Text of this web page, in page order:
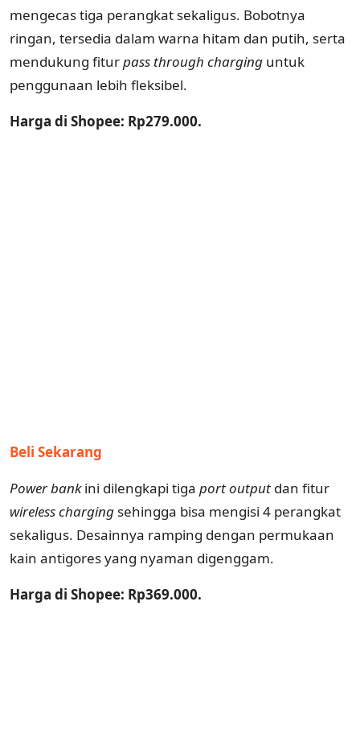
mengecas tiga perangkat sekaligus. Bobotnya
ringan, tersedia dalam warna hitam dan putih, serta
mendukung fiturpass through charging untuk
penggunaan lebih fleksibel.
Harga di Shopee: Rp279.000.
Beli Sekarang
Power bankini dilengkapi tiga portoutput dan fitur
wirelesscharging sehingga bisa mengisi 4 perangkat
sekaligus. Desainnya ramping dengan permukaan
kain antigores yang nyaman digenggam.
Harga di Shopee: Rp369.000.